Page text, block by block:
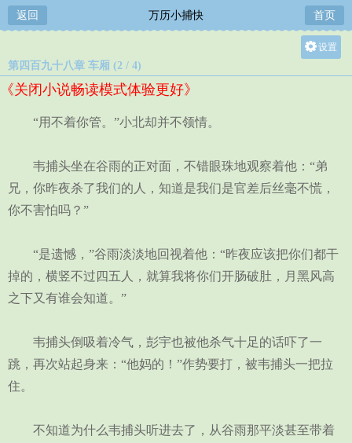
返回 万历小捕快 首页
设置
第四百九十八章 车厢 (2 / 4)
《关闭小说畅读模式体验更好》
“用不着你管。”小北却并不领情。
韦捕头坐在谷雨的正对面，不错眼珠地观察着他：“弟
兄，你昨夜杀了我们的人，知道是我们是官差后丝毫不慌，
你不害怕吗？”
“是遗憾，”谷雨淡淡地回视着他：“昨夜应该把你们都干
掉的，横竖不过四五人，就算我将你们开肠破肚，月黑风高
之下又有谁会知道。”
韦捕头倒吸着冷气，彭宇也被他杀气十足的话吓了一
跳，再次站起身来：“他妈的！”作势要打，被韦捕头一把拉
住。
不知道为什么韦捕头听进去了，从谷雨那平淡甚至带着